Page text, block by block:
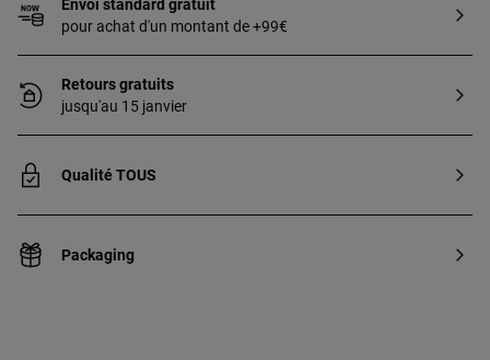
Envoi standard gratuit
pour achat d'un montant de +99€
Retours gratuits
jusqu'au 15 janvier
Qualité TOUS
Packaging